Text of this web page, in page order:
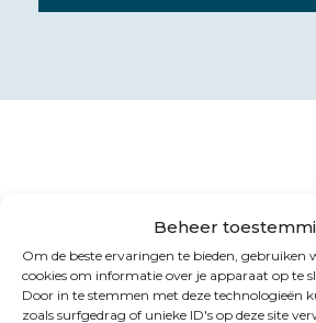
Beheer
Om de beste ervaringen te bieden, gebruiken
cookies om informatie over je apparaat op te
Door in te stemmen met deze technologieën
zoals surfgedrag of unieke ID's op deze site
Benieuwd